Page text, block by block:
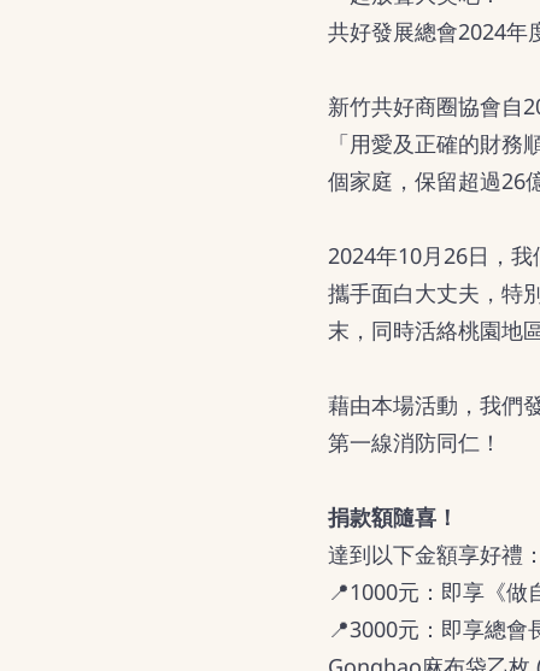
共好發展總會2024年
新竹共好商圈協會自
「用愛及正確的財
個家庭，保留超過26
2024年10月26日，
攜手面白大丈夫，特
末，同時活絡桃園地
藉由本場活動，我們
第一線消防同仁！
捐款額隨喜！
達到以下金額享好禮
📍1000元：即享《做
📍3000元：即享總